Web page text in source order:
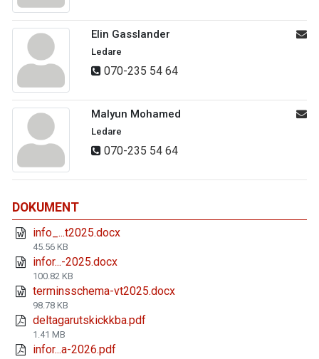
Elin Gasslander
Ledare
070-235 54 64
Malyun Mohamed
Ledare
070-235 54 64
DOKUMENT
info_...t2025.docx
45.56 KB
infor...-2025.docx
100.82 KB
terminsschema-vt2025.docx
98.78 KB
deltagarutskickkba.pdf
1.41 MB
infor...a-2026.pdf